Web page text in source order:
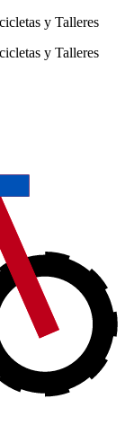
y Talleres
y Talleres